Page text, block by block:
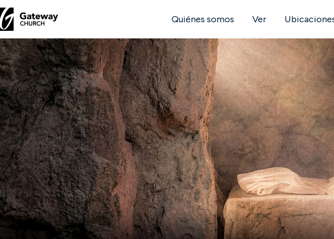
Quiénes somos Ver
DESCUBRE
Quiénes
somos
Ver
Ubicaciones
Conectar